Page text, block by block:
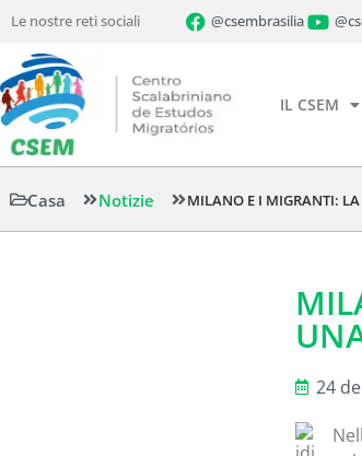
Le nostre reti sociali @csembrasilia
IL CSEM
Casa Notizie MILANO E I MIGRANTI:
24